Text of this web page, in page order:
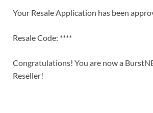
Your Resale Application has been
Resale Code: ****
Congratulations! You are now a
Reseller!